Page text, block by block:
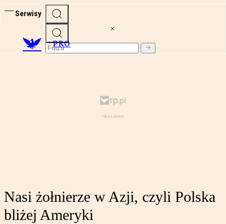
Serwisy
PRO
Nasi żołnierze w Azji, czyli Polska
bliżej Ameryki